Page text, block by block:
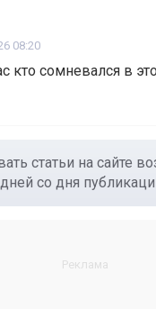
08:20
кто сомневался в
статьи на сайте
дней со дня